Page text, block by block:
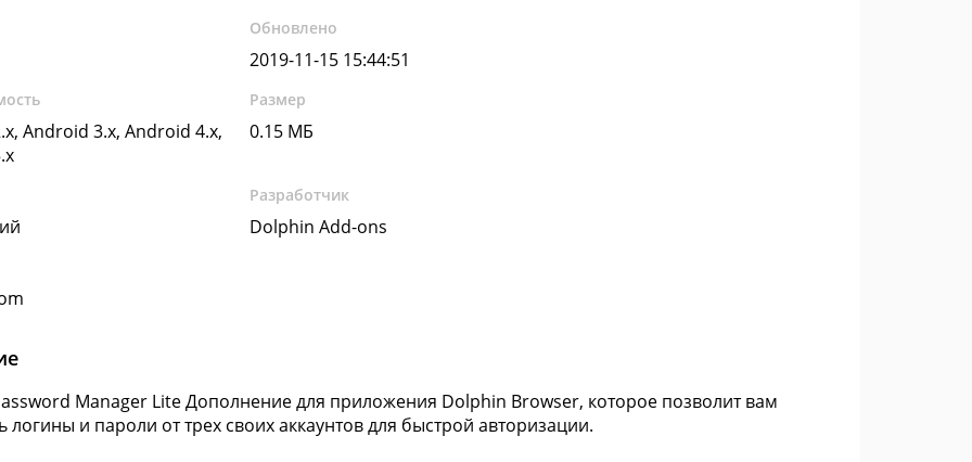
Обновлено
2019-11-15 15:44:51
Android 3.x, Android 4.x,
Размер
0.15 МБ
Разработчик
Dolphin Add-ons
Manager Lite Дополнение для приложения Dolphin Browser, которое позволит вам
логины и пароли от трех своих аккаунтов для быстрой авторизации.